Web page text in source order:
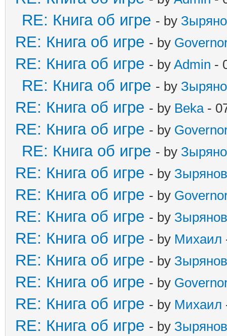
RE: Книга об игре - by
RE: Книга об игре - by
RE: Книга об игре - by Admin -
RE: Книга об игре - by
RE: Книга об игре - by Beka-
RE: Книга об игре - by
RE: Книга об игре - by
RE: Книга об игре - by Зырянов
RE: Книга об игре - by
RE: Книга об игре - by Зырянов
RE: Книга об игре - by Михаил
RE: Книга об игре - by Зырянов
RE: Книга об игре - by
RE: Книга об игре - by Михаил
RE: Книга об игре - by Зырянов